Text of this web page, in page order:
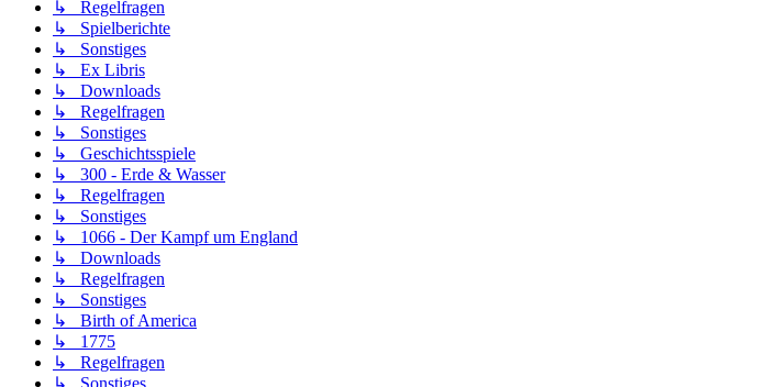
↳ Regelfragen
↳ Spielberichte
↳ Sonstiges
↳ Ex Libris
↳ Downloads
↳ Regelfragen
↳ Sonstiges
↳ Geschichtsspiele
↳ 300 - Erde & Wasser
↳ Regelfragen
↳ Sonstiges
↳ 1066 - Der Kampf um England
↳ Downloads
↳ Regelfragen
↳ Sonstiges
↳ Birth of America
↳ 1775
↳ Regelfragen